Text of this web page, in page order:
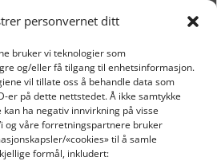
personvernet ditt
bruker vi teknologier som
og/eller få tilgang til enhetsinformasjon.
vil tillate oss å behandle data som
er på dette nettstedet. Å ikke samtykke
ha negativ innvirkning på visse
og våre forretningspartnere bruker
«cookies» til å samle
formål, inkludert: